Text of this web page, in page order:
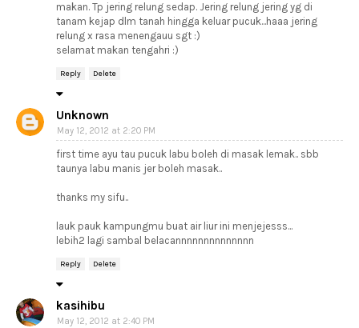
makan. Tp jering relung sedap. Jering relung jering yg di
tanam kejap dlm tanah hingga keluar pucuk...haaa jering
relung x rasa menengauu sgt :)
selamat makan tengahri :)
Reply Delete
Unknown
May 12, 2012 at 2:20 PM
first time ayu tau pucuk labu boleh di masak lemak.. sbb
taunya labu manis jer boleh masak..
thanks my sifu..
lauk pauk kampungmu buat air liur ini menjejesss...
lebih2 lagi sambal belacannnnnnnnnnnnnn
Reply Delete
kasihibu
May 12, 2012 at 2:40 PM